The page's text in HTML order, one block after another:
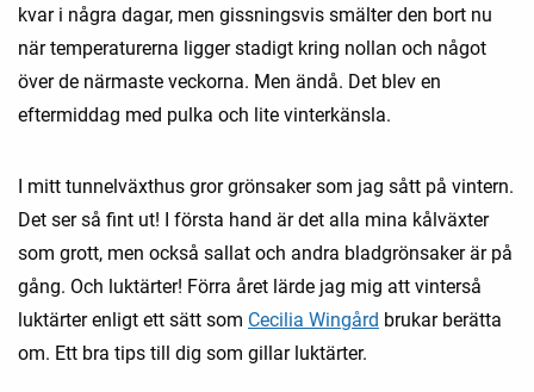
kvar i några dagar, men gissningsvis smälter den bort nu
när temperaturerna ligger stadigt kring nollan och något
över de närmaste veckorna. Men ändå. Det blev en
eftermiddag med pulka och lite vinterkänsla.
I mitt tunnelväxthus gror grönsaker som jag sått på vintern.
Det ser så fint ut! I första hand är det alla mina kålväxter
som grott, men också sallat och andra bladgrönsaker är på
gång. Och luktärter! Förra året lärde jag mig att vinterså
luktärter enligt ett sätt som Cecilia Wingård brukar berätta
om. Ett bra tips till dig som gillar luktärter.